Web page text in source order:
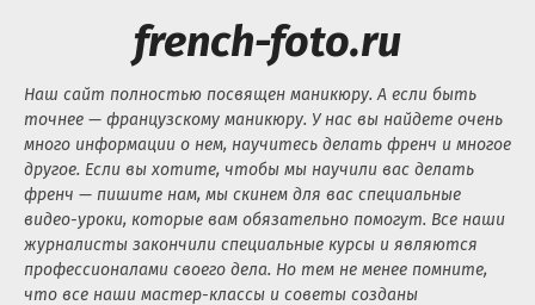
french-foto.ru
Наш сайт полностью посвящен маникюру. А если быть
точнее — французскому маникюру. У нас вы найдете очень
много информации о нем, научитесь делать френч и многое
другое. Если вы хотите, чтобы мы научили вас делать
френч — пишите нам, мы скинем для вас специальные
видео-уроки, которые вам обязательно помогут. Все наши
журналисты закончили специальные курсы и являются
профессионалами своего дела. Но тем не менее помните,
что все наши мастер-классы и советы созданы